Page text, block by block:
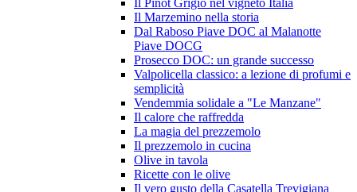
Il Pinot Grigio nel vigneto Italia
Il Marzemino nella storia
Dal Raboso Piave DOC al Malanotte
Piave DOCG
Prosecco DOC: un grande successo
Valpolicella classico: a lezione di profumi e
semplicità
Vendemmia solidale a "Le Manzane"
Il calore che raffredda
La magia del prezzemolo
Il prezzemolo in cucina
Olive in tavola
Ricette con le olive
Il vero gusto della Casatella Trevigiana